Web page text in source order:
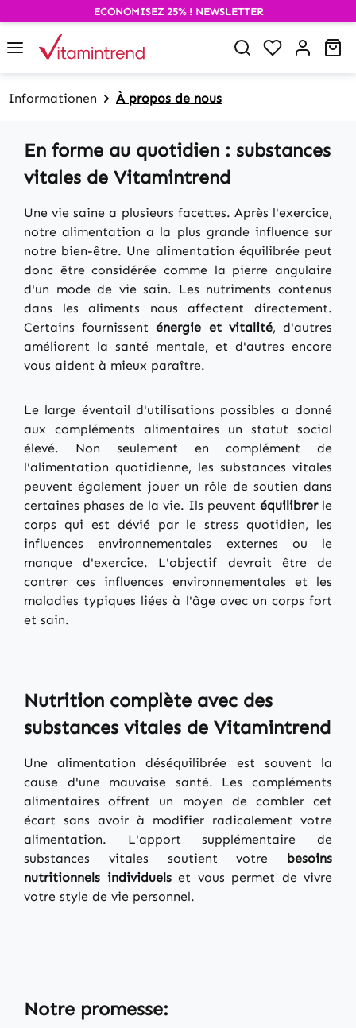
springen
ECONOMISEZ 25% ! NEWSLETTER
Du hast 0
Informationen À propos de nous
En forme au quotidien : substances
vitales de Vitamintrend
Une vie saine a plusieurs facettes. Après l'exercice,
notre alimentation a la plus grande influence sur
notre bien-être. Une alimentation équilibrée peut
donc être considérée comme la pierre angulaire
d'un mode de vie sain. Les nutriments contenus
dans les aliments nous affectent directement.
Certains fournissenténergie et vitalité, d'autres
améliorent la santé mentale, et d'autres encore
vous aident à mieux paraître.
Le large éventail d'utilisations possibles a donné
aux compléments alimentaires un statut social
élevé. Non seulement en complément de
l'alimentation quotidienne, les substances vitales
peuvent également jouer un rôle de soutien dans
certaines phases de la vie. Ils peuvent équilibrerle
corps qui est dévié par le stress quotidien, les
influences environnementales externes ou le
manque d'exercice. L'objectif devrait être de
contrer ces influences environnementales et les
maladies typiques liées à l'âge avec un corps fort
et sain.
Nutrition complète avec des
substances vitales de Vitamintrend
Une alimentation déséquilibrée est souvent la
cause d'une mauvaise santé. Les compléments
alimentaires offrent un moyen de combler cet
écart sans avoir à modifier radicalement votre
alimentation. L'apport supplémentaire de
substances vitales soutient votre besoins
nutritionnels individuelset vous permet de vivre
votre style de vie personnel.
Notre promesse: